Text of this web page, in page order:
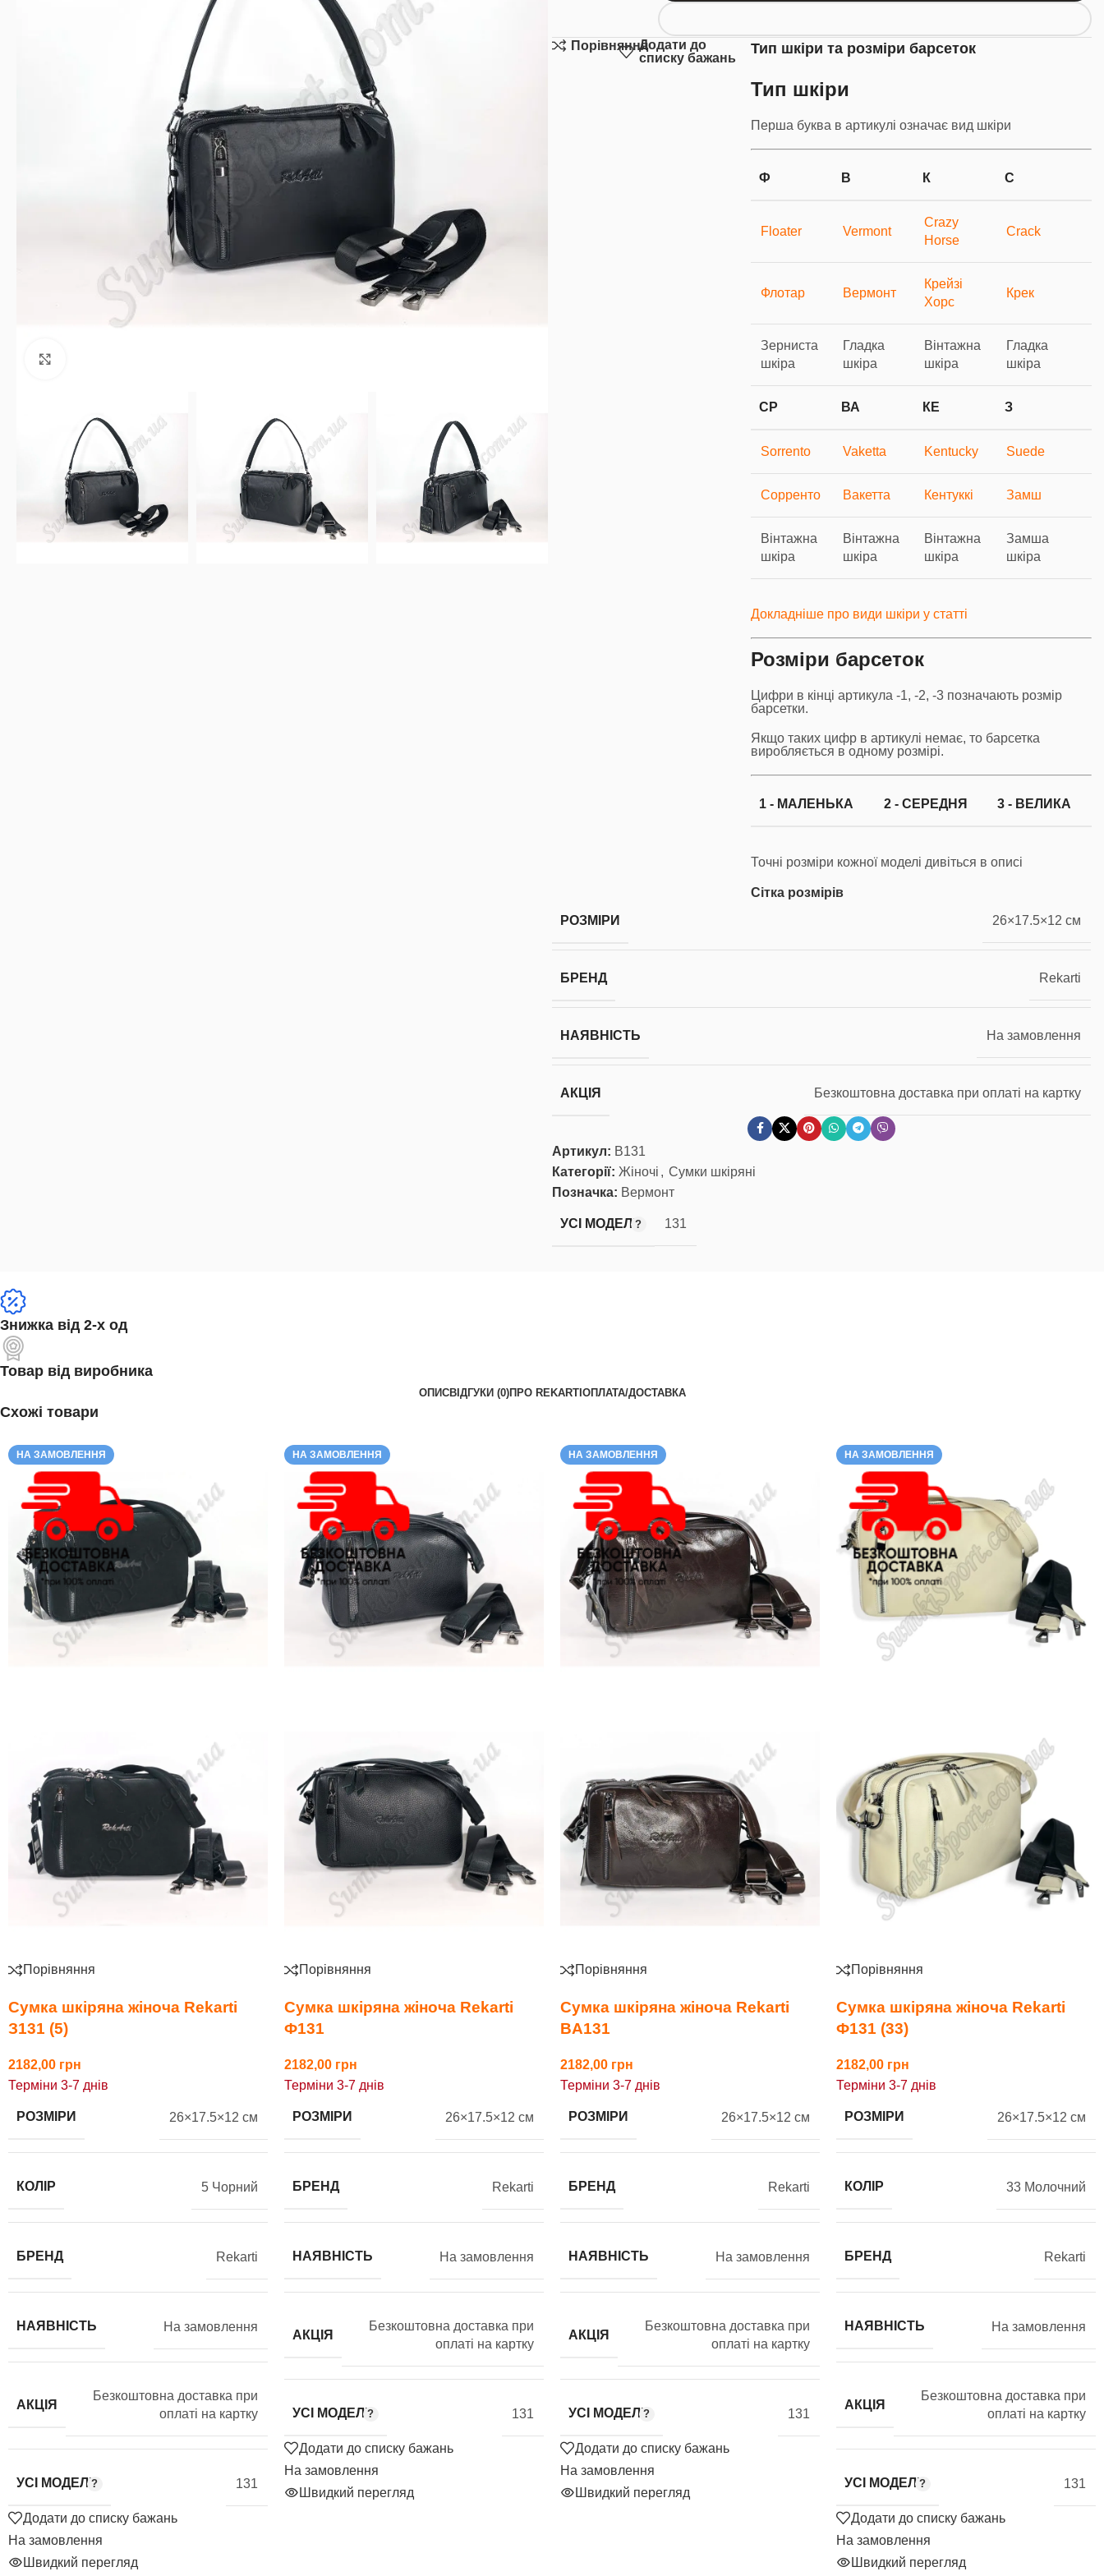
ПорівнянняДодати до
списку бажань
Тип шкіри та розміри барсеток
Тип шкіри
Перша буква в артикулі означає вид шкіри
Ф В К С
Floater Vermont
Crazy
Horse
Crack
Флотар Вермонт
Крейзі
Хорс
Крек
Зерниста
шкіра
Гладка
шкіра
Вінтажна
шкіра
Гладка
шкіра
СР ВА КЕ З
Sorrento Vaketta Kentucky Suede
Сорренто Вакетта Кентуккі Замш
Вінтажна
шкіра
Вінтажна
шкіра
Вінтажна
шкіра
Замша
шкіра
Докладніше про види шкіри у статті
Розміри барсеток
Цифри в кінці артикула -1, -2, -3 позначають розмір
барсетки.
Якщо таких цифр в артикулі немає, то барсетка
виробляється в одному розмірі.
1 - МАЛЕНЬКА 2 - СЕРЕДНЯ 3 - ВЕЛИКА
Точні розміри кожної моделі дивіться в описі
Сітка розмірів
РОЗМІРИ
26×17.5×12 см
БРЕНД Rekarti
НАЯВНІСТЬ На замовлення
АКЦІЯ Безкоштовна доставка при оплаті на картку
Артикул: В131
Категорії: Жіночі , Сумки шкіряні
Позначка: Вермонт
УСІ МОДЕЛІ 131
Знижка від 2-х од
Товар від виробника
ОПИСВІДГУКИ (0)ПРО REKARTI ОПЛАТА/ДОСТАВКА
Схожі товари
НА ЗАМОВЛЕННЯ
Порівняння
Сумка шкіряна жіноча Rekarti
З131 (5)
2182,00
Терміни 3-7 днів
РОЗМІРИ 26×17.5×12 см
КОЛІР 5 Чорний
БРЕНД Rekarti
НАЯВНІСТЬ На замовлення
АКЦІЯ
Безкоштовна доставка при
оплаті на картку
УСІ МОДЕЛІ 131
Додати до списку бажань
На замовлення
Швидкий перегляд
НА ЗАМОВЛЕННЯ
Порівняння
Сумка шкіряна жіноча Rekarti
Ф131
2182,00
Терміни 3-7 днів
РОЗМІРИ 26×17.5×12 см
БРЕНД Rekarti
НАЯВНІСТЬ На замовлення
АКЦІЯ
Безкоштовна доставка при
оплаті на картку
УСІ МОДЕЛІ 131
Додати до списку бажань
На замовлення
Швидкий перегляд
НА ЗАМОВЛЕННЯ
Порівняння
Сумка шкіряна жіноча Rekarti
ВA131
2182,00
Терміни 3-7 днів
РОЗМІРИ 26×17.5×12 см
БРЕНД Rekarti
НАЯВНІСТЬ На замовлення
АКЦІЯ
Безкоштовна доставка при
оплаті на картку
УСІ МОДЕЛІ 131
Додати до списку бажань
На замовлення
Швидкий перегляд
НА ЗАМОВЛЕННЯ
Порівняння
Сумка шкіряна жіноча Rekarti
Ф131 (33)
2182,00
Терміни 3-7 днів
РОЗМІРИ 26×17.5×12 см
КОЛІР 33 Молочний
БРЕНД Rekarti
НАЯВНІСТЬ На замовлення
АКЦІЯ
Безкоштовна доставка при
оплаті на картку
УСІ МОДЕЛІ 131
Додати до списку бажань
На замовлення
Швидкий перегляд